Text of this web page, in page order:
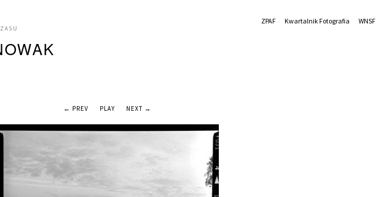
ZPAF Kwartalnik Fotografia WNSF
← PREV PLAY NEXT →